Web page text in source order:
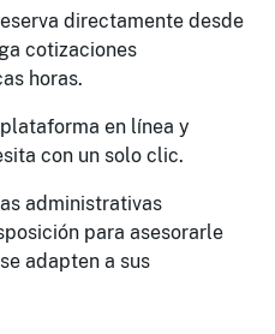
directamente desde
cotizaciones
horas.
en línea y
con un solo clic.
administrativas
para asesorarle
adapten a sus